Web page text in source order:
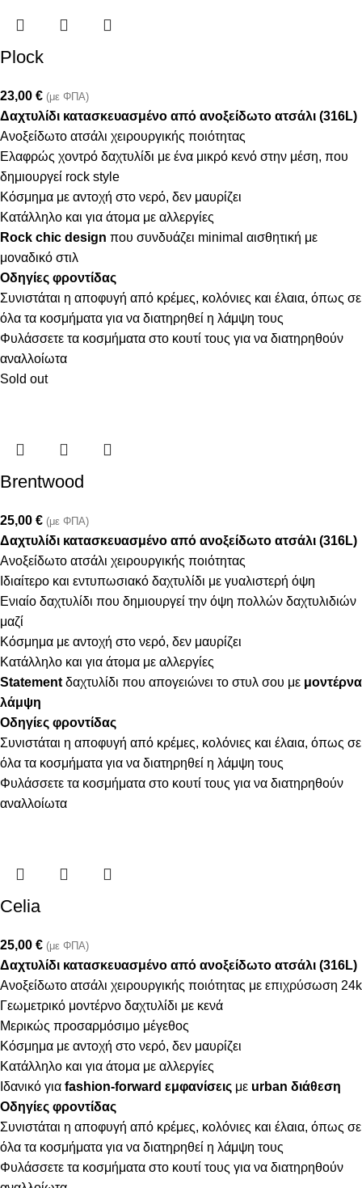
Plock
23,00 € (με ΦΠΑ)
Δαχτυλίδι κατασκευασμένο από ανοξείδωτο ατσάλι (316L)
Ανοξείδωτο ατσάλι χειρουργικής ποιότητας
Ελαφρώς χοντρό δαχτυλίδι με ένα μικρό κενό στην μέση, που
δημιουργεί rock style
Κόσμημα με αντοχή στο νερό, δεν μαυρίζει
Κατάλληλο και για άτομα με αλλεργίες
Rock chic design που συνδυάζει minimal αισθητική με
μοναδικό στιλ
Οδηγίες φροντίδας
Συνιστάται η αποφυγή από κρέμες, κολόνιες και έλαια, όπως σε
όλα τα κοσμήματα για να διατηρηθεί η λάμψη τους
Φυλάσσετε τα κοσμήματα στο κουτί τους για να διατηρηθούν
αναλλοίωτα
Sold out
Brentwood
25,00 € (με ΦΠΑ)
Δαχτυλίδι κατασκευασμένο από ανοξείδωτο ατσάλι (316L)
Ανοξείδωτο ατσάλι χειρουργικής ποιότητας
Ιδιαίτερο και εντυπωσιακό δαχτυλίδι με γυαλιστερή όψη
Ενιαίο δαχτυλίδι που δημιουργεί την όψη πολλών δαχτυλιδιών
μαζί
Κόσμημα με αντοχή στο νερό, δεν μαυρίζει
Κατάλληλο και για άτομα με αλλεργίες
Statementδαχτυλίδι που απογειώνει το στυλ σου με μοντέρνα
λάμψη
Οδηγίες φροντίδας
Συνιστάται η αποφυγή από κρέμες, κολόνιες και έλαια, όπως σε
όλα τα κοσμήματα για να διατηρηθεί η λάμψη τους
Φυλάσσετε τα κοσμήματα στο κουτί τους για να διατηρηθούν
αναλλοίωτα
Celia
25,00 € (με ΦΠΑ)
Δαχτυλίδι κατασκευασμένο από ανοξείδωτο ατσάλι (316L)
Ανοξείδωτο ατσάλι χειρουργικής ποιότητας με επιχρύσωση 24k
Γεωμετρικό μοντέρνο δαχτυλίδι με κενά
Μερικώς προσαρμόσιμο μέγεθος
Κόσμημα με αντοχή στο νερό, δεν μαυρίζει
Κατάλληλο και για άτομα με αλλεργίες
Ιδανικό για fashion-forward εμφανίσεις με urban διάθεση
Οδηγίες φροντίδας
Συνιστάται η αποφυγή από κρέμες, κολόνιες και έλαια, όπως σε
όλα τα κοσμήματα για να διατηρηθεί η λάμψη τους
Φυλάσσετε τα κοσμήματα στο κουτί τους για να διατηρηθούν